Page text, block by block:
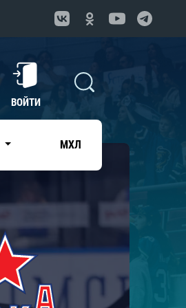
ВОЙТИ
МХЛ